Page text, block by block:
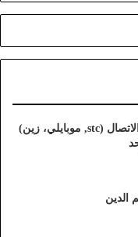
خطوات توثيق شريحة الاتصال (stc, موبايلي، زين)
الدين